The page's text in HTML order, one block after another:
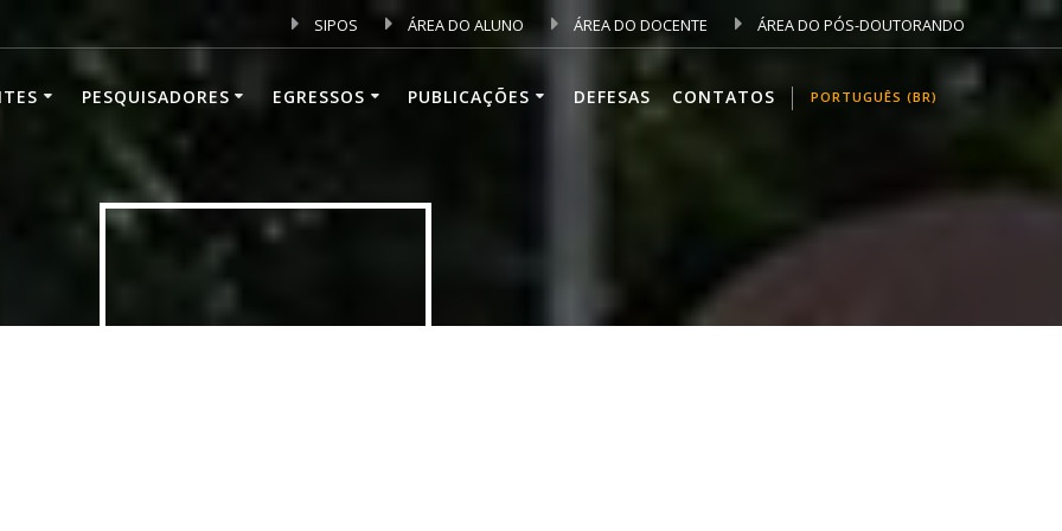
SIPOS ÁREA DO ALUNO ÁREA DO DOCENTE ÁREA DO PÓS-DOUTORANDO
PESQUISADORES EGRESSOS PUBLICAÇÕES DEFESAS CONTATOS PORTUGUÊS (BR)